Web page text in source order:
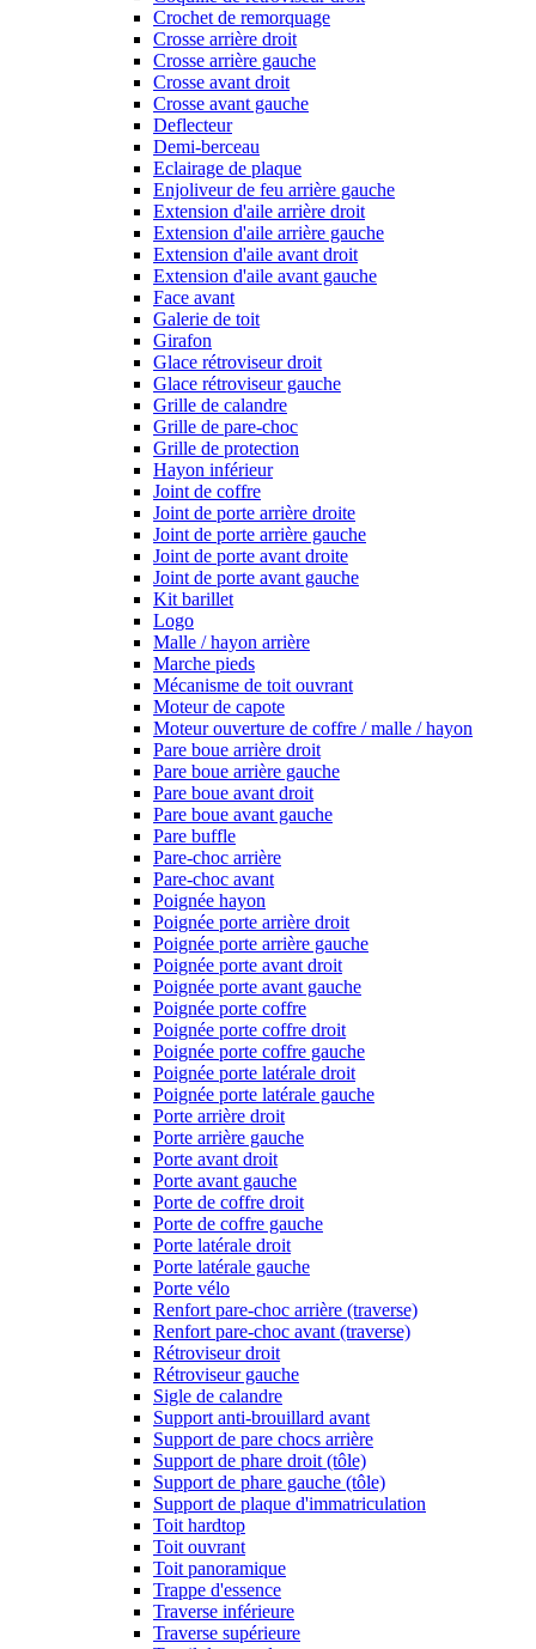
Crochet de remorquage
Crosse arrière droit
Crosse arrière gauche
Crosse avant droit
Crosse avant gauche
Deflecteur
Demi-berceau
Eclairage de plaque
Enjoliveur de feu arrière gauche
Extension d'aile arrière droit
Extension d'aile arrière gauche
Extension d'aile avant droit
Extension d'aile avant gauche
Face avant
Galerie de toit
Girafon
Glace rétroviseur droit
Glace rétroviseur gauche
Grille de calandre
Grille de pare-choc
Grille de protection
Hayon inférieur
Joint de coffre
Joint de porte arrière droite
Joint de porte arrière gauche
Joint de porte avant droite
Joint de porte avant gauche
Kit barillet
Logo
Malle / hayon arrière
Marche pieds
Mécanisme de toit ouvrant
Moteur de capote
Moteur ouverture de coffre / malle / hayon
Pare boue arrière droit
Pare boue arrière gauche
Pare boue avant droit
Pare boue avant gauche
Pare buffle
Pare-choc arrière
Pare-choc avant
Poignée hayon
Poignée porte arrière droit
Poignée porte arrière gauche
Poignée porte avant droit
Poignée porte avant gauche
Poignée porte coffre
Poignée porte coffre droit
Poignée porte coffre gauche
Poignée porte latérale droit
Poignée porte latérale gauche
Porte arrière droit
Porte arrière gauche
Porte avant droit
Porte avant gauche
Porte de coffre droit
Porte de coffre gauche
Porte latérale droit
Porte latérale gauche
Porte vélo
Renfort pare-choc arrière (traverse)
Renfort pare-choc avant (traverse)
Rétroviseur droit
Rétroviseur gauche
Sigle de calandre
Support anti-brouillard avant
Support de pare chocs arrière
Support de phare droit (tôle)
Support de phare gauche (tôle)
Support de plaque d'immatriculation
Toit hardtop
Toit ouvrant
Toit panoramique
Trappe d'essence
Traverse inférieure
Traverse supérieure